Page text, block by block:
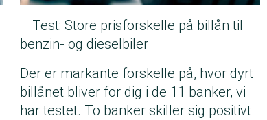
Test: Store prisforskelle på billån til
benzin- og dieselbiler
Der er markante forskelle på, hvor dyrt
billånet bliver for dig i de 11 banker, vi
har testet. To banker skiller sig positivt